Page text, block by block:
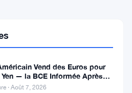
Vend des Euros pour
— la BCE Informée Après
· Août 7, 2026